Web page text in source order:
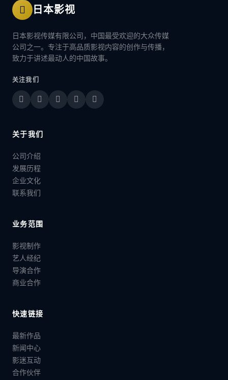
日本影视
日本影视传媒有限公司，中国最受欢迎的大众传媒
公司之一。专注于高品质影视内容的创作与传播，
致力于讲述最动人的中国故事。
关注我们
关于我们
公司介绍
发展历程
企业文化
联系我们
业务范围
影视制作
艺人经纪
导演合作
商业合作
快速链接
最新作品
新闻中心
影迷互动
合作伙伴